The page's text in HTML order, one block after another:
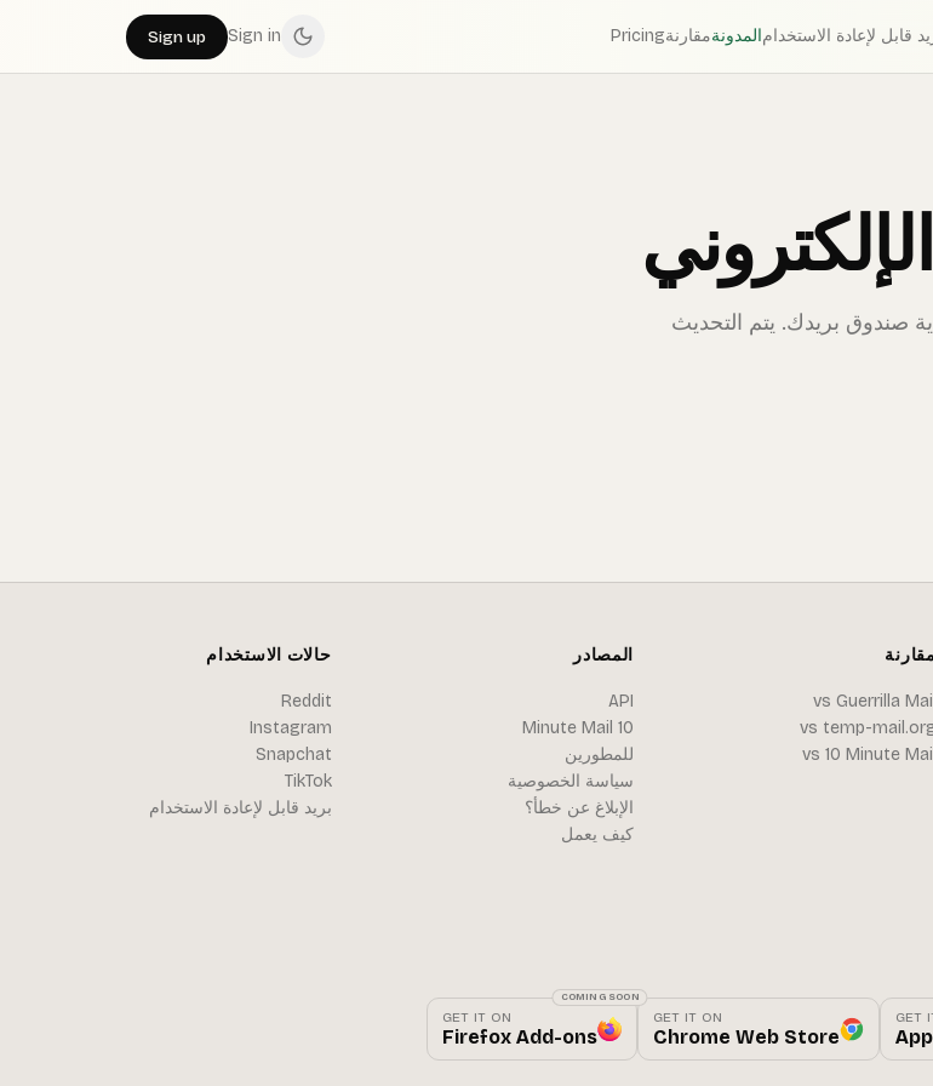
قابل لإعادة الاستخدامالمدونةمقارنةPricing
Sign in
Sign up
صندوق بريدك. يتم التحديث
مقارنة
vs Guerrilla Mail
vs temp-
vs 10 Minute Mail
المصادر
API
10 Minute Mail
للمطورين
سياسة الخصوصية
الإبلاغ عن خطأ؟
كيف يعمل
حالات الاستخدام
Reddit
Instagram
Snapchat
TikTok
بريد قابل لإعادة الاستخدام
GET
GET IT ON
Chrome Web Store
GET IT ON
Firefox Add-ons
COMING SOON